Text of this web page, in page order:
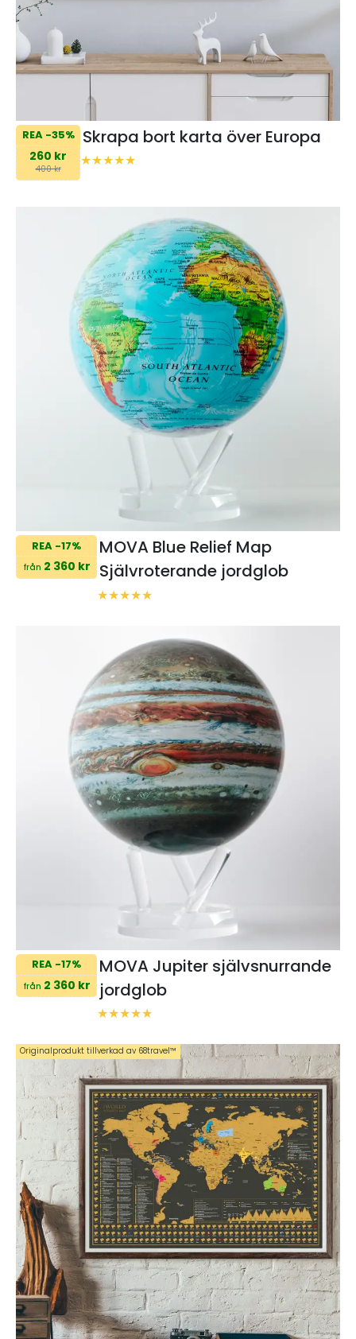
REA -35%
260 kr
400 kr
Skrapa bort karta över Europa
REA -17%
från 2 360 kr
MOVA Blue Relief Map
Självroterande jordglob
REA -17%
från 2 360 kr
MOVA Jupiter självsnurrande
jordglob
Originalprodukt tillverkad av 68travel™️